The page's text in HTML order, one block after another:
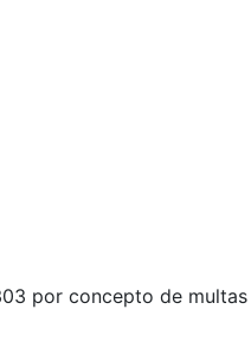
por concepto de